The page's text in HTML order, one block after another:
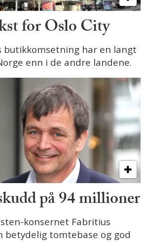
for Oslo City
butikkomsetning har en langt
enn i de andre landene.
på 94 millioner
konsernet Fabritius
betydelig tomtebase og god